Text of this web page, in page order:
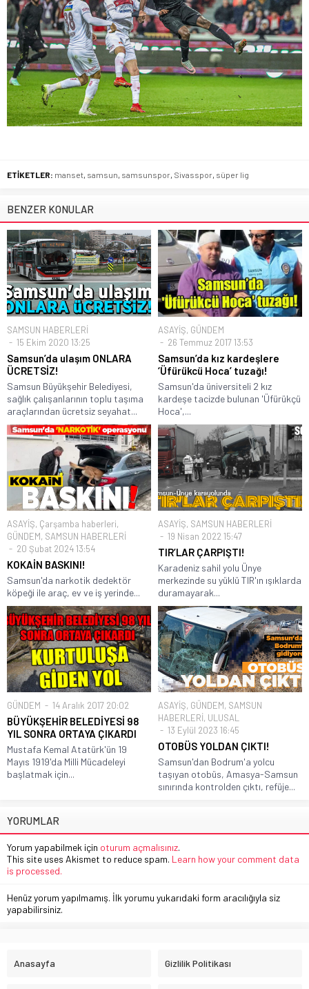
ETİKETLER: manset, samsun, samsunspor, Sivasspor, süper lig
BENZER KONULAR
SAMSUN HABERLERİ
15 Ekim 2020 13:25
Samsun’da ulaşım ONLARA
ÜCRETSİZ!
Samsun Büyükşehir Belediyesi,
sağlık çalışanlarının toplu taşıma
araçlarından ücretsiz seyahat...
ASAYİŞ, GÜNDEM
26 Temmuz 2017 13:53
Samsun’da kız kardeşlere
‘Üfürükcü Hoca’ tuzağı!
Samsun'da üniversiteli 2 kız
kardeşe tacizde bulunan 'Üfürükçü
Hoca',...
ASAYİŞ, Çarşamba haberleri,
GÜNDEM, SAMSUN HABERLERİ
20 Şubat 2024 13:54
KOKAİN BASKINI!
Samsun'da narkotik dedektör
köpeği ile araç, ev ve iş yerinde...
ASAYİŞ, SAMSUN HABERLERİ
19 Nisan 2022 15:47
TIR’LAR ÇARPIŞTI!
Karadeniz sahil yolu Ünye
merkezinde su yüklü TIR'ın ışıklarda
duramayarak...
GÜNDEM 14 Aralık 2017 20:02
BÜYÜKŞEHİR BELEDİYESİ 98
YIL SONRA ORTAYA ÇIKARDI
Mustafa Kemal Atatürk'ün 19
Mayıs 1919'da Milli Mücadeleyi
başlatmak için...
ASAYİŞ, GÜNDEM, SAMSUN
HABERLERİ, ULUSAL
13 Eylül 2023 16:45
OTOBÜS YOLDAN ÇIKTI!
Samsun'dan Bodrum'a yolcu
taşıyan otobüs, Amasya-Samsun
sınırında kontrolden çıktı, refüje...
YORUMLAR
Yorum yapabilmek için oturum açmalısınız.
This site uses Akismet to reduce spam. Learn how your comment data
is processed.
Henüz yorum yapılmamış. İlk yorumu yukarıdaki form aracılığıyla siz
yapabilirsiniz.
Anasayfa Gizlilik Politikası